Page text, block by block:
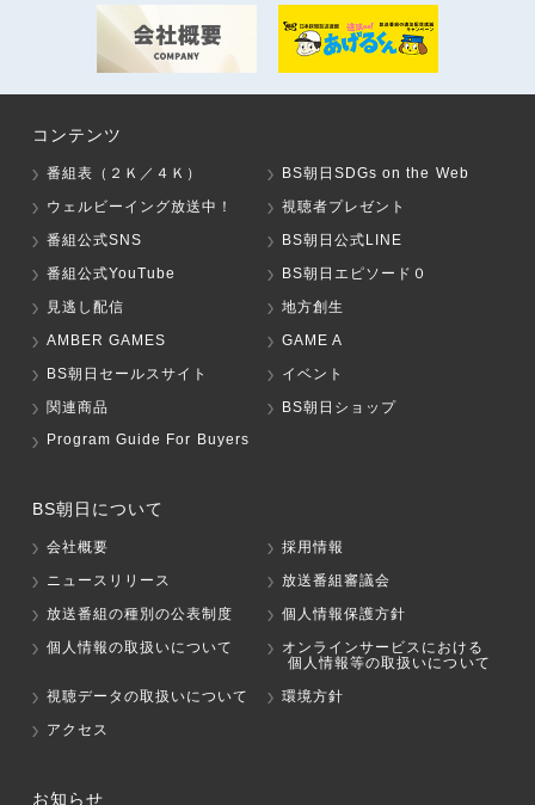
コンテンツ
番組表（２Ｋ／４Ｋ）
BS朝日SDGs on the Web
ウェルビーイング放送中！
視聴者プレゼント
番組公式SNS
BS朝日公式LINE
番組公式YouTube
BS朝日エピソード０
見逃し配信
地方創生
AMBER GAMES
GAME A
BS朝日セールスサイト
イベント
関連商品
BS朝日ショップ
Program Guide For Buyers
BS朝日について
会社概要
採用情報
ニュースリリース
放送番組審議会
放送番組の種別の公表制度
個人情報保護方針
個人情報の取扱いについて
オンラインサービスにおける
個人情報等の取扱いについて
視聴データの取扱いについて
環境方針
アクセス
お知らせ